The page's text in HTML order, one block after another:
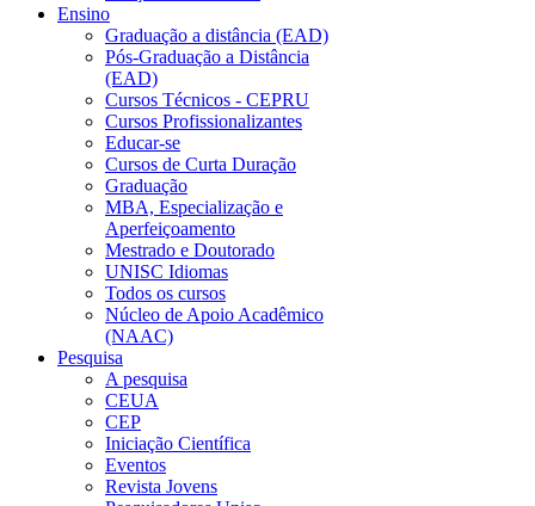
Ensino
Graduação a distância (EAD)
Pós-Graduação a Distância
(EAD)
Cursos Técnicos - CEPRU
Cursos Profissionalizantes
Educar-se
Cursos de Curta Duração
Graduação
MBA, Especialização e
Aperfeiçoamento
Mestrado e Doutorado
UNISC Idiomas
Todos os cursos
Núcleo de Apoio Acadêmico
(NAAC)
Pesquisa
A pesquisa
CEUA
CEP
Iniciação Científica
Eventos
Revista Jovens